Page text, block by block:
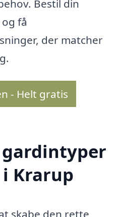
Bestil din
få
der matcher
- Helt gratis
Krarup
skabe den rette